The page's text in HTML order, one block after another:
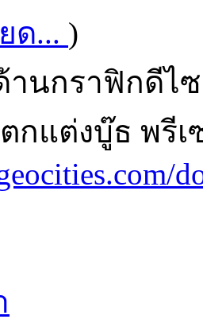
ด... )
านกราฟิกดีไ
แต่งบู๊ธ พรี